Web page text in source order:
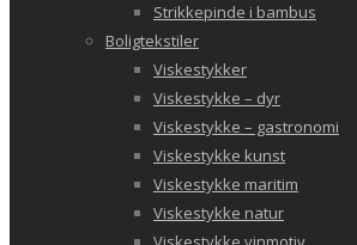
Strikkepinde i bambus
Boligtekstiler
Viskestykker
Viskestykke – dyr
Viskestykke – gastronomi
Viskestykke kunst
Viskestykke maritim
Viskestykke natur